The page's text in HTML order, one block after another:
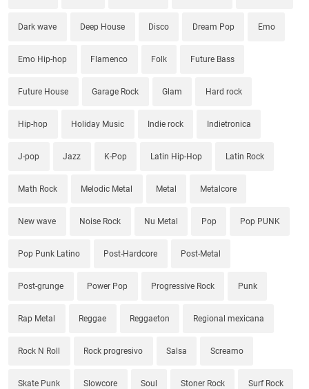
Dark wave Deep House Disco Dream Pop Emo
Emo Hip-hop Flamenco Folk Future Bass
Future House Garage Rock Glam Hard rock
Hip-hop Holiday Music Indie rock Indietronica
J-pop Jazz K-Pop Latin Hip-Hop Latin Rock
Math Rock Melodic Metal Metal Metalcore
New wave Noise Rock Nu Metal Pop Pop PUNK
Pop Punk Latino Post-Hardcore Post-Metal
Post-grunge Power Pop Progressive Rock Punk
Rap Metal Reggae Reggaeton Regional mexicana
Rock N Roll Rock progresivo Salsa Screamo
Skate Punk Slowcore Soul Stoner Rock Surf Rock